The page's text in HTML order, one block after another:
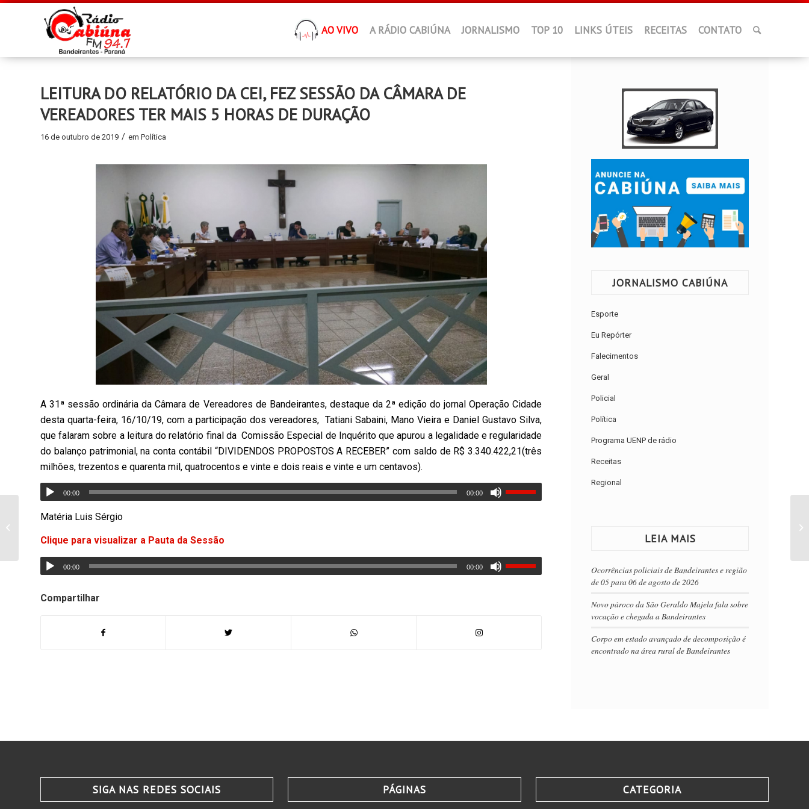
AO VIVO A RÁDIO CABIÚNA JORNALISMO TOP 10 LINKS ÚTEIS RECEITAS CONTATO
LEITURA DO RELATÓRIO DA CEI, FEZ SESSÃO DA CÂMARA DE
VEREADORES TER MAIS 5 HORAS DE DURAÇÃO
16 de outubro de 2019 / em Política
A 31ª sessão ordinária da Câmara de Vereadores de Bandeirantes, destaque da 2ª edição do jornal Operação Cidade
desta quarta-feira, 16/10/19, com a participação dos vereadores, Tatiani Sabaini, Mano Vieira e Daniel Gustavo Silva,
que falaram sobre a leitura do relatório final da Comissão Especial de Inquérito que apurou a legalidade e regularidade
do balanço patrimonial, na conta contábil “DIVIDENDOS PROPOSTOS A RECEBER” com saldo de R$ 3.340.422,21(três
milhões, trezentos e quarenta mil, quatrocentos e vinte e dois reais e vinte e um centavos).
00:00 00:00
Matéria Luis Sérgio
Clique para visualizar a Pauta da Sessão
00:00 00:00
Compartilhar
JORNALISMO CABIÚNA
Esporte
Eu Repórter
Falecimentos
Geral
Policial
Política
Programa UENP de rádio
Receitas
Regional
LEIA MAIS
Ocorrências policiais de Bandeirantes e região
de 05 para 06 de agosto de 2026
Novo pároco da São Geraldo Majela fala sobre
vocação e chegada a Bandeirantes
Corpo em estado avançado de decomposição é
encontrado na área rural de Bandeirantes
SIGA NAS REDES SOCIAIS PÁGINAS CATEGORIA
Operação realizada na
manhã desta quarta-